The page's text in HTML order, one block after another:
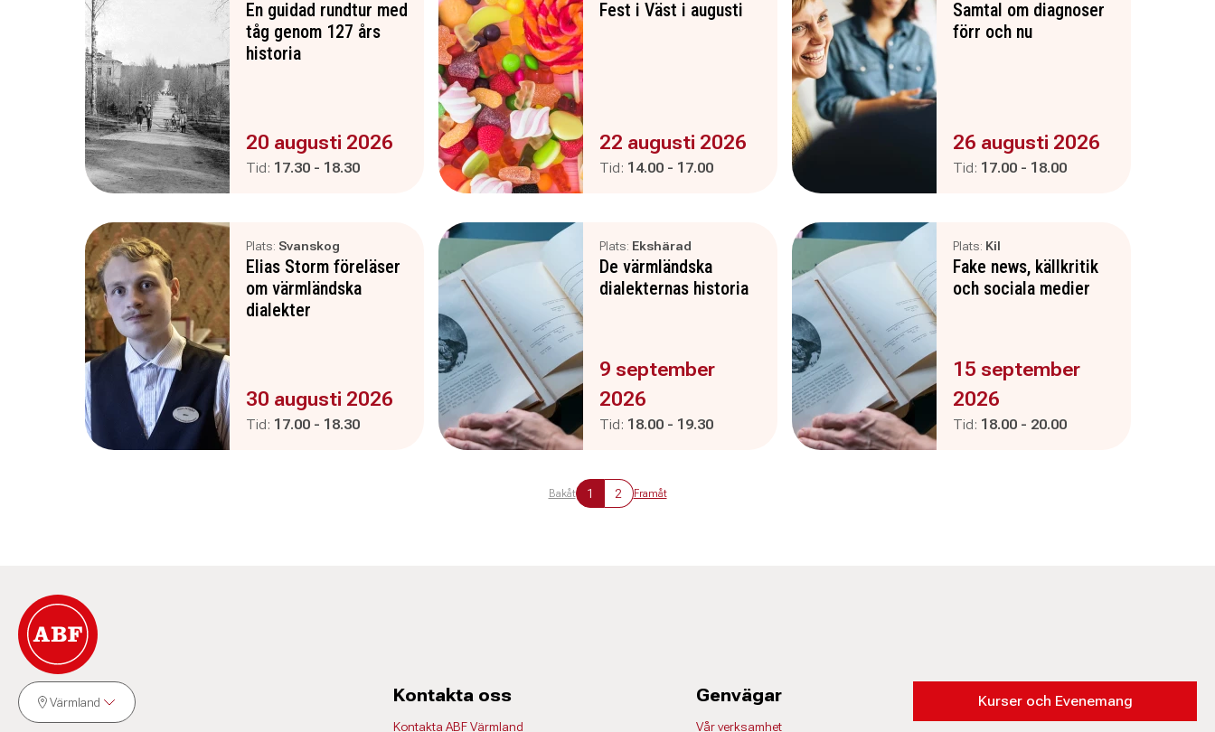
En guidad rundtur med
tåg genom 127 års
historia
Evenemanget är :
20 augusti 2026
Tid: Pågår mellan
17.30 - och
18.30
Fest i Väst i augusti
Evenemanget är :
22 augusti 2026
Tid: Pågår mellan
14.00 - och
17.00
Samtal om diagnoser
förr och nu
Evenemanget är :
26 augusti 2026
Tid: Pågår mellan
17.00 - och
18.00
Plats: Svanskog
Elias Storm föreläser
om värmländska
dialekter
Evenemanget är :
30 augusti 2026
Tid: Pågår mellan
17.00 - och
18.30
Plats: Ekshärad
De värmländska
dialekternas historia
Evenemanget är :
9 september
2026
Tid: Pågår mellan
18.00 - och
19.30
Plats: Kil
Fake news, källkritik
och sociala medier
Evenemanget är :
15 september
2026
Tid: Pågår mellan
18.00 - och
20.00
Bakåt 1 2 Framåt
Värmland Kontakta oss
Kontakta ABF Värmland
Genvägar
Vår verksamhet
Kurser och Evenemang